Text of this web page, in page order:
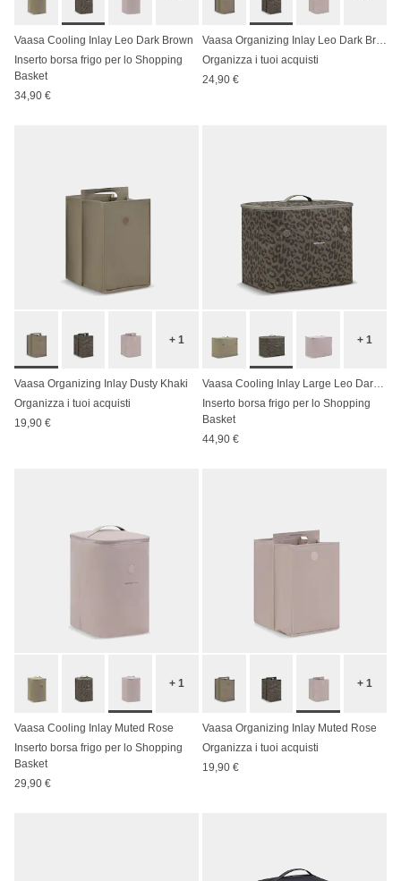
Vaasa Cooling Inlay Leo Dark Brown
Inserto borsa frigo per lo Shopping
Basket
34,90 €
Organizza i tuoi acquisti
24,90 €
+ 1
Vaasa Organizing Inlay Dusty Khaki
Organizza i tuoi acquisti
19,90 €
+ 1
Vaasa Cooling Inlay Large Leo Dark Brown
Inserto borsa frigo per lo Shopping
Basket
44,90 €
+ 1
Vaasa Cooling Inlay Muted Rose
Inserto borsa frigo per lo Shopping
Basket
29,90 €
+ 1
Vaasa Organizing Inlay Muted Rose
Organizza i tuoi acquisti
19,90 €